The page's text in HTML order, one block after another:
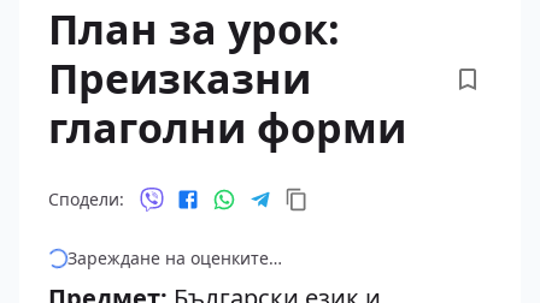
План за урок:
Преизказни
глаголни форми
Сподели:
Зареждане на оценките…